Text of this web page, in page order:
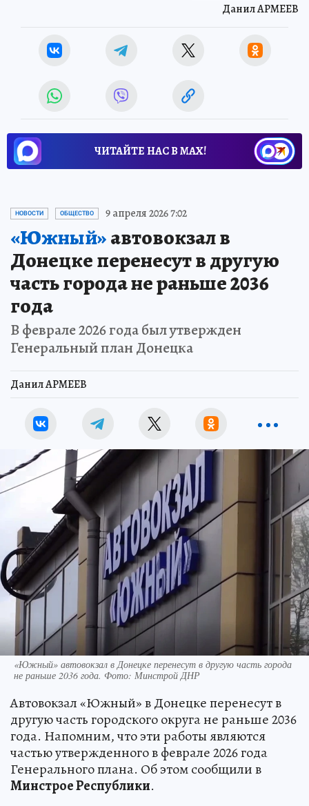
Данил АРМЕЕВ
ЧИТАЙТЕ НАС В МАХ!
НОВОСТИ ОБЩЕСТВО 9 апреля 2026 7:02
«Южный»автовокзал в
Донецке перенесут в другую
часть города не раньше 2036
года
В феврале 2026 года был утвержден
Генеральный план Донецка
Данил АРМЕЕВ
«Южный» автовокзал в Донецке перенесут в другую часть города
не раньше 2036 года. Фото: Минстрой ДНР
Автовокзал «Южный» в Донецке перенесут в
другую часть городского округа не раньше 2036
года. Напомним, что эти работы являются
частью утвержденного в феврале 2026 года
Генерального плана. Об этом сообщили в
Минстрое Республики.